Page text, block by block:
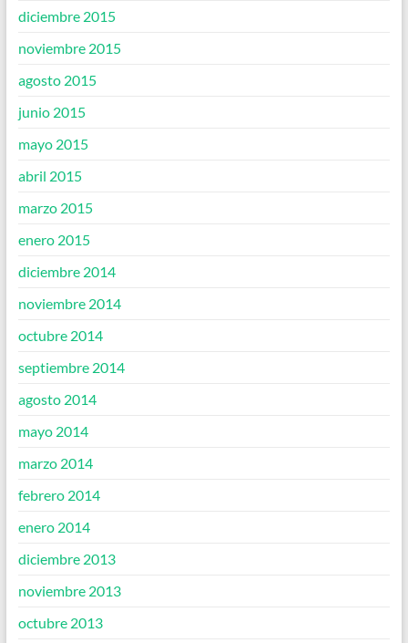
diciembre 2015
noviembre 2015
agosto 2015
junio 2015
mayo 2015
abril 2015
marzo 2015
enero 2015
diciembre 2014
noviembre 2014
octubre 2014
septiembre 2014
agosto 2014
mayo 2014
marzo 2014
febrero 2014
enero 2014
diciembre 2013
noviembre 2013
octubre 2013